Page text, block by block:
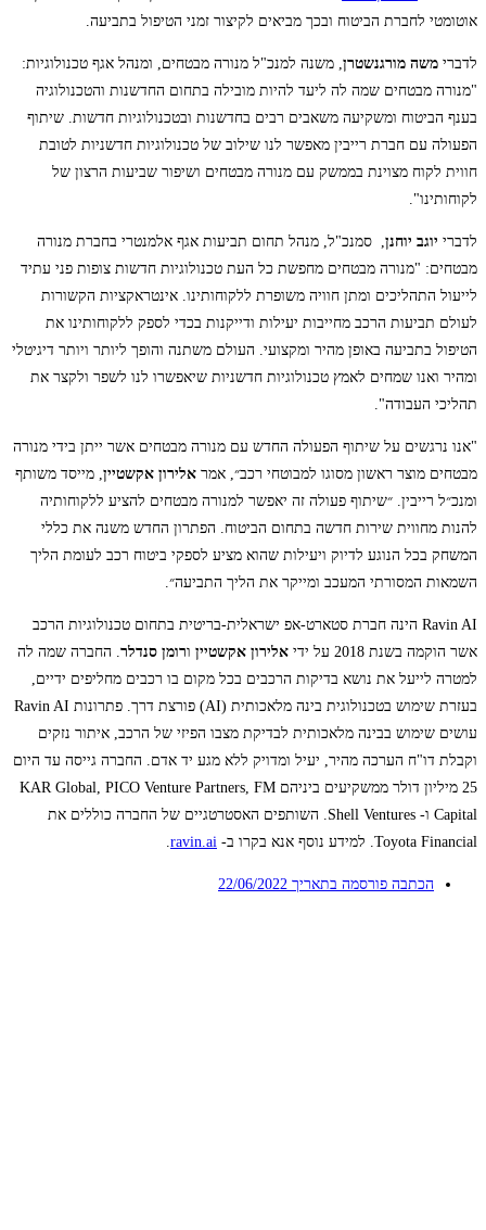
אוטומטי לחברת הביטוח ובכך מביאים לקיצור זמני הטיפול בתביעה.
לדברי משה מורגנשטרן, משנה למנכ"ל מנורה מבטחים, ומנהל אגף טכנולוגיות:
"מנורה מבטחים שמה לה ליעד להיות מובילה בתחום החדשנות והטכנולוגיה
בענף הביטוח ומשקיעה משאבים רבים בחדשנות ובטכנולוגיות חדשות. שיתוף
הפעולה עם חברת רייבין מאפשר לנו שילוב של טכנולוגיות חדשניות לטובת
חווית לקוח מצוינת בממשק עם מנורה מבטחים ושיפור שביעות הרצון של
לקוחותינו".
לדברי יוגב יוחנן, סמנכ"ל, מנהל תחום תביעות אגף אלמנטרי בחברת מנורה
מבטחים: "מנורה מבטחים מחפשת כל העת טכנולוגיות חדשות צופות פני עתיד
לייעול התהליכים ומתן חוויה משופרת ללקוחותינו. אינטראקציות הקשורות
לעולם תביעות הרכב מחייבות יעילות ודייקנות בכדי לספק ללקוחותינו את
הטיפול בתביעה באופן מהיר ומקצועי. העולם משתנה והופך ליותר ויותר דיגיטלי
ומהיר ואנו שמחים לאמץ טכנולוגיות חדשניות שיאפשרו לנו לשפר ולקצר את
תהליכי העבודה".
"אנו נרגשים על שיתוף הפעולה החדש עם מנורה מבטחים אשר ייתן בידי מנורה
מבטחים מוצר ראשון מסוגו למבוטחי רכב״, אמר אלירון אקשטיין, מייסד משותף
ומנכ״ל רייבין. ״שיתוף פעולה זה יאפשר למנורה מבטחים להציע ללקוחותיה
להנות מחווית שירות חדשה בתחום הביטוח. הפתרון החדש משנה את כללי
המשחק בכל הנוגע לדיוק ויעילות שהוא מציע לספקי ביטוח רכב לעומת הליך
השמאות המסורתי המעכב ומייקר את הליך התביעה״.
Ravin AI הינה חברת סטארט-אפ ישראלית-בריטית בתחום טכנולוגיות הרכב
אשר הוקמה בשנת 2018 על ידי
אלירון אקשטיין ורומן סנדלר. החברה שמה לה
למטרה לייעל את נושא בדיקות הרכבים בכל מקום בו רכבים מחליפים ידיים,
בעזרת שימוש בטכנולוגית בינה מלאכותית (AI) פורצת דרך. פתרונות Ravin AI
עושים שימוש בבינה מלאכותית לבדיקת מצבו הפיזי של הרכב, איתור נזקים
וקבלת דו"ח הערכה מהיר, יעיל ומדויק ללא מגע יד אדם. החברה גייסה עד היום
25 מיליון דולר ממשקיעים ביניהם KAR Global, PICO Venture Partners, FM
Capital ו- Shell Ventures. השותפים האסטרטגיים של החברה כוללים את
Toyota Financial. למידע נוסף אנא בקרו ב-
ravin.ai
.
הכתבה פורסמה בתאריך 22/06/2022